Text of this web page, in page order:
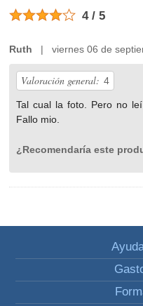
4 / 5
Ruth | viernes 06 de
Valoración general: 4
Tal cual la foto. Pero no
Fallo mio.
¿Recomendaría este